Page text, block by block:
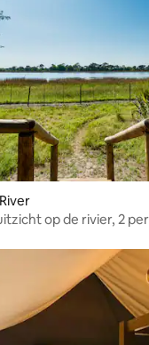
op de rivier, 2